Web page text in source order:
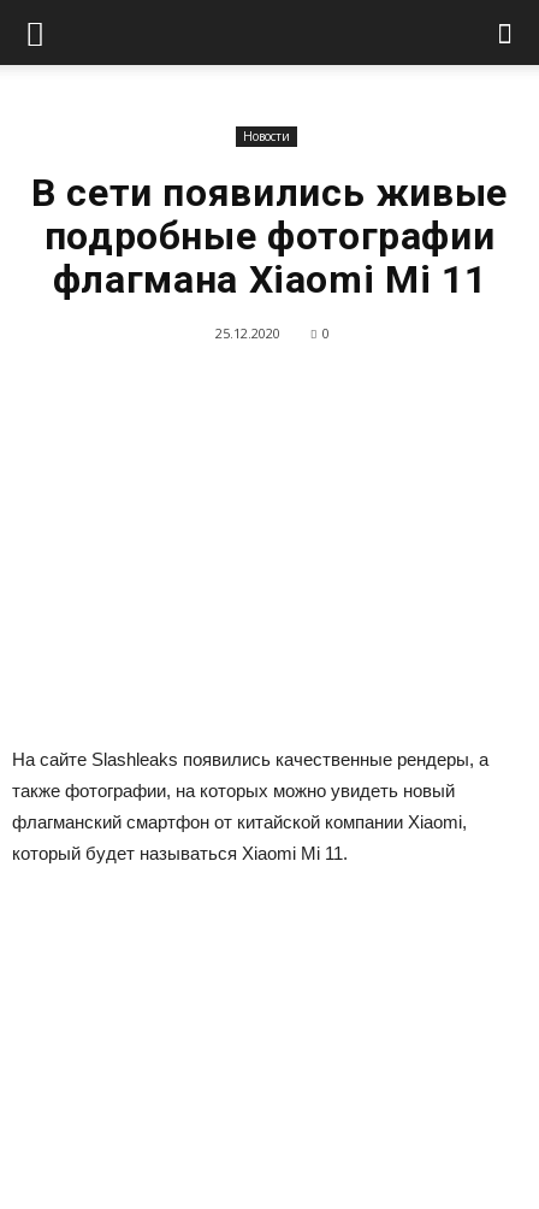
Новости
В сети появились живые
подробные фотографии
флагмана Xiaomi Mi 11
25.12.2020 0
На сайте Slashleaks появились качественные рендеры, а
также фотографии, на которых можно увидеть новый
флагманский смартфон от китайской компании Xiaomi,
который будет называться Xiaomi Mi 11.